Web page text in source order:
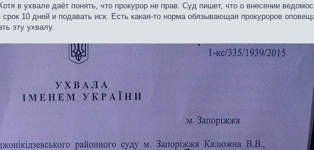
в ухвале даёт понять, что прокурор не прав. Суд пишет, что о внесении
10 дней и подавать иск. Есть какая-то норма обязывающая прокуроров
эту ухвалу.